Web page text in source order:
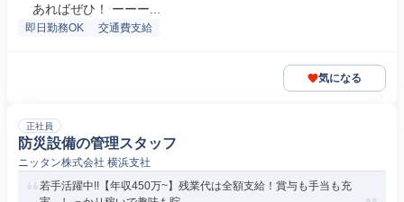
あればぜひ！ ーーー...
即日勤務OK 交通費支給
気になる
正社員
防災設備の管理スタッフ
ニッタン株式会社 横浜支社
若手活躍中!!【年収450万~】残業代は全額支給！賞与も手当も充